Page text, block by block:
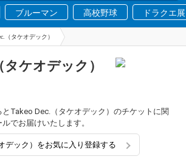
ブルーマン 高校野球 ドラクエ展
（タケオデック）
ケオデック）
Takeo Dec.（タケオデック）のチケットに関
でお届けいたします。
デック）をお気に入り登録する